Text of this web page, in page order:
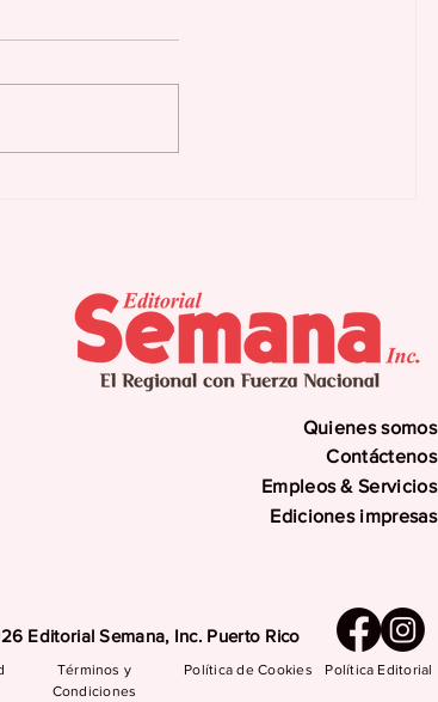
hueso
Quienes somos
Contáctenos
Empleos & Servicios
Ediciones impresas
Editorial Semana, Inc. Puerto Rico
Términos y
Condiciones
Política de Cookies Política Editorial